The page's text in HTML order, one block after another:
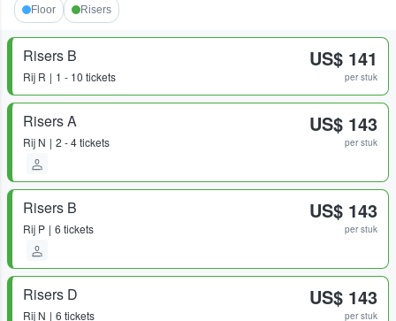
Floor Risers
Risers B
Rij R 1 - 10 tickets
US$ 141
per stuk
Risers A
Rij N 2 - 4 tickets
US$ 143
per stuk
Risers B
Rij P 6 tickets
US$ 143
per stuk
Risers D
Rij N 6 tickets
US$ 143
per stuk